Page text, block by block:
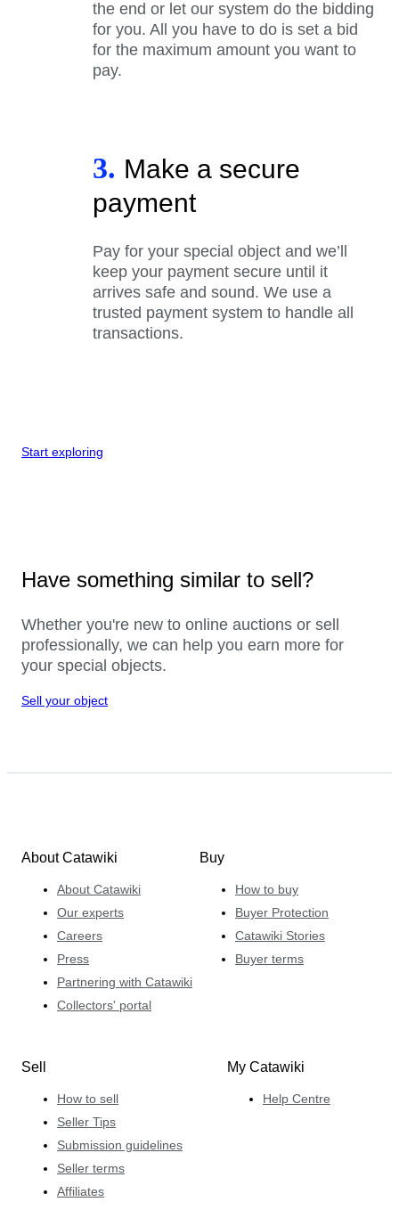
the end or let our system do the bidding
for you. All you have to do is set a bid
for the maximum amount you want to
pay.
3. Make a secure
payment
Pay for your special object and we’ll
keep your payment secure until it
arrives safe and sound. We use a
trusted payment system to handle all
transactions.
Start exploring
Have something similar to sell?
Whether you're new to online auctions or sell
professionally, we can help you earn more for
your special objects.
Sell your object
About Catawiki
About Catawiki
Our experts
Careers
Press
Partnering with Catawiki
Collectors' portal
Buy
How to buy
Buyer Protection
Catawiki Stories
Buyer terms
Sell
How to sell
Seller Tips
Submission guidelines
Seller terms
Affiliates
My Catawiki
Help Centre